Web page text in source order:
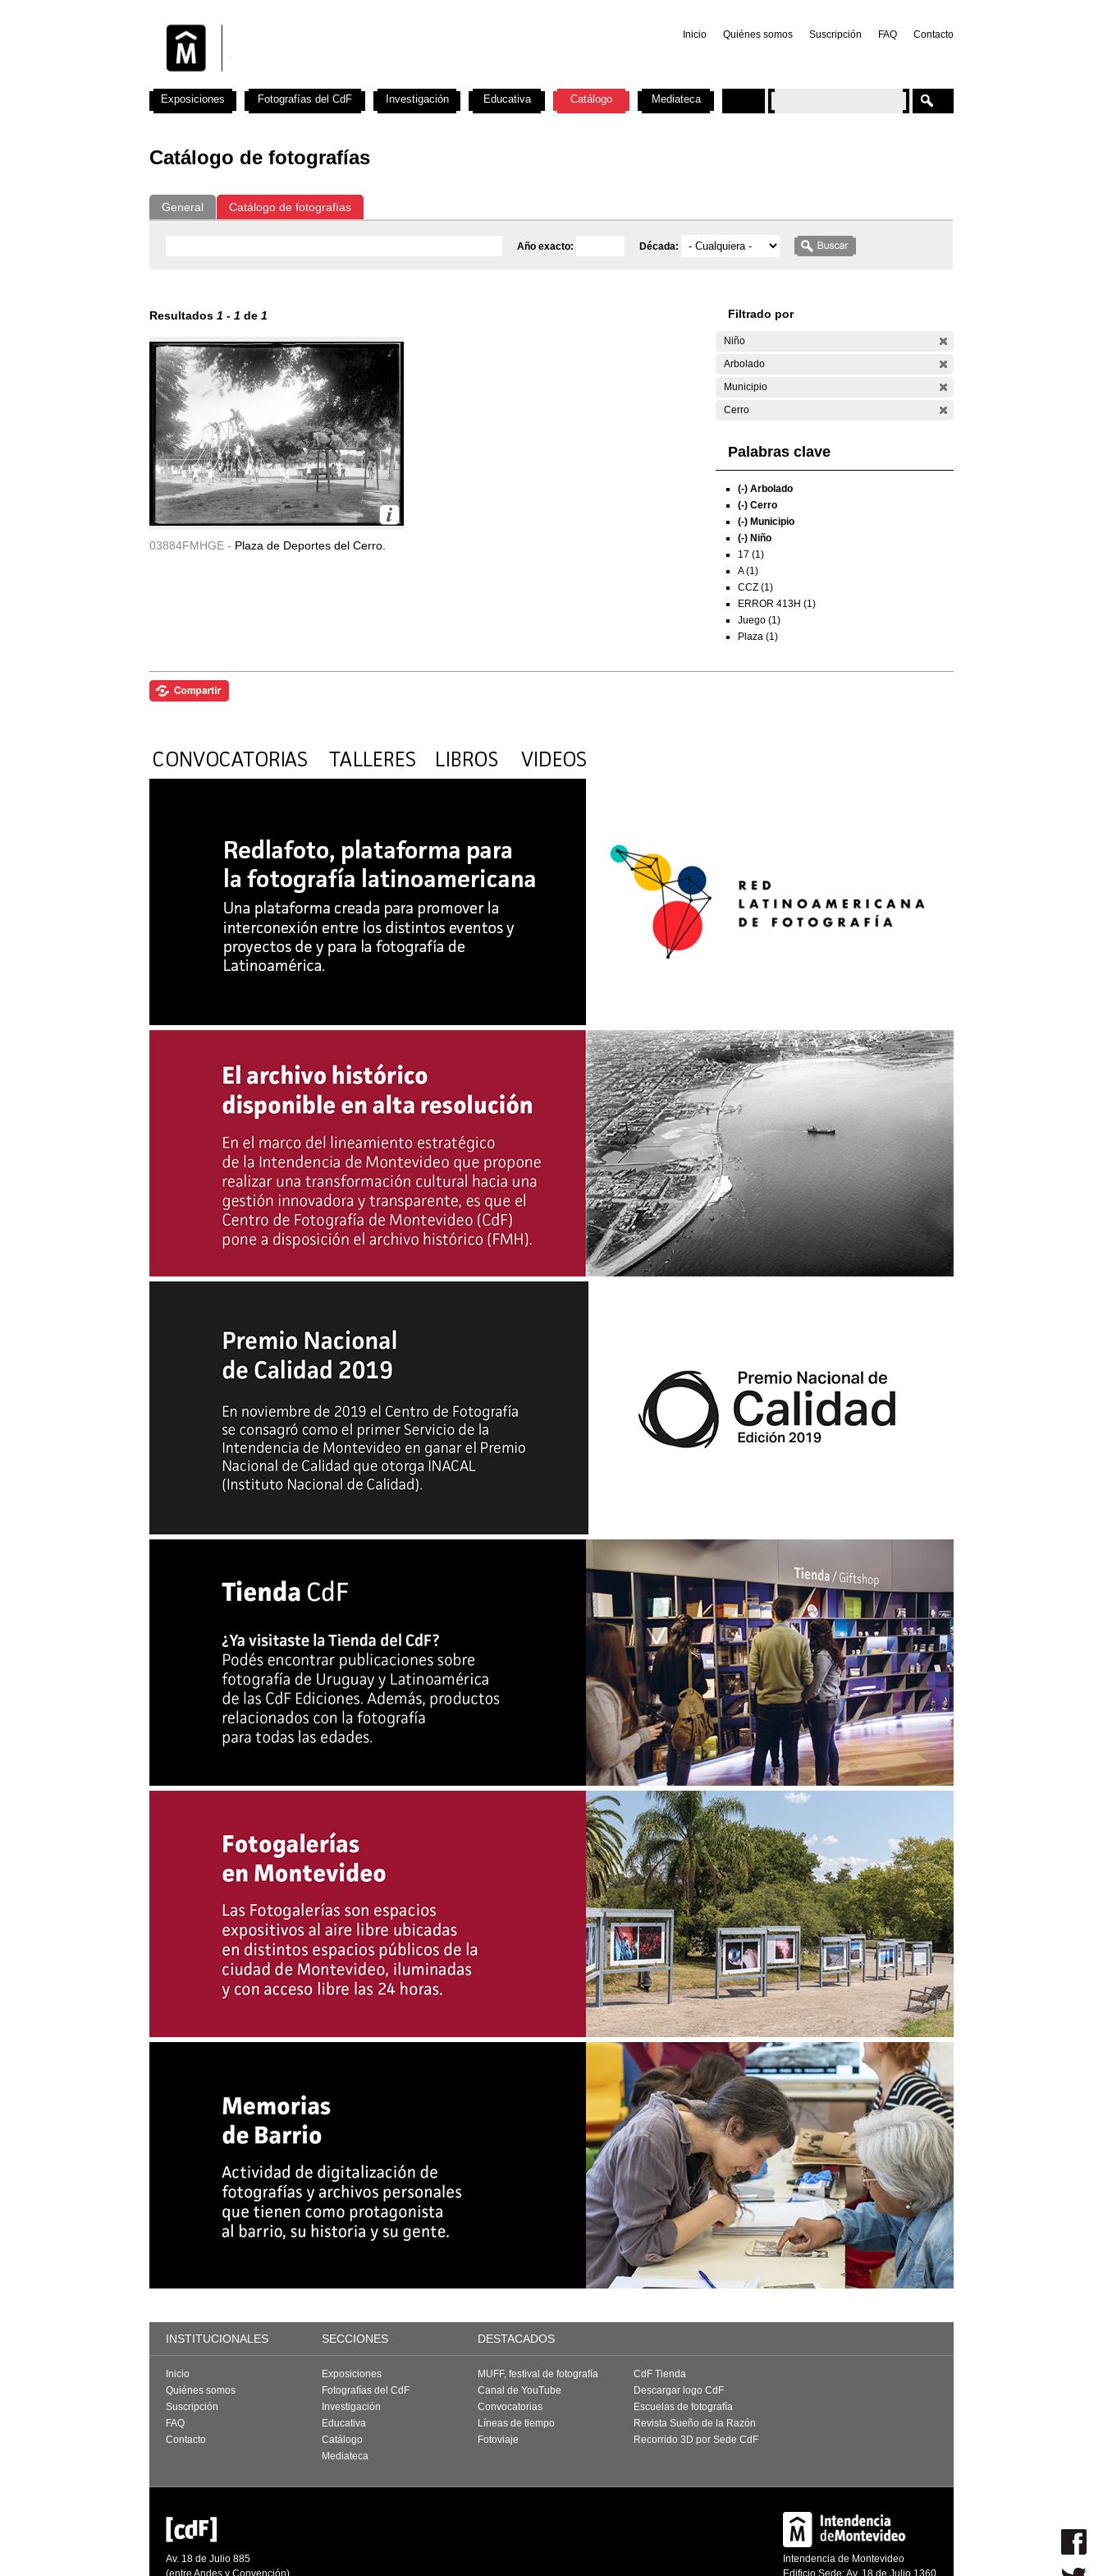
Inicio Quiénes somos Suscripción FAQ Contacto
Catálogo de fotografías
General Catálogo de fotografías
Año exacto: Década:
Resultados 1 - 1 de 1
03884FMHGE - Plaza de Deportes del Cerro.
Filtrado por
Niño
Arbolado
Municipio
Cerro
Palabras clave
(-) Arbolado
(-) Cerro
(-) Municipio
(-) Niño
17 (1)
A (1)
CCZ (1)
ERROR 413H (1)
Juego (1)
Plaza (1)
Exposiciones Fotografías del CdF Investigación Educativa Catálogo Mediateca
INSTITUCIONALES SECCIONES DESTACADOS
Inicio
Quiénes somos
Suscripción
FAQ
Contacto
Exposiciones
Fotografías del CdF
Investigación
Educativa
Catálogo
Mediateca
MUFF, festival de fotografía
Canal de YouTube
Convocatorias
Líneas de tiempo
Fotoviaje
CdF Tienda
Descargar logo CdF
Escuelas de fotografía
Revista Sueño de la Razón
Recorrido 3D por Sede CdF
Av. 18 de Julio 885
(entre Andes y Convención)
Intendencia de Montevideo
Edificio Sede: Av. 18 de Julio 1360